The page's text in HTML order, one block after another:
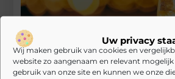
Uw privacy
Wij maken gebruik van cookies en
website zo aangenaam en relevant
gebruik van onze site en kunnen we onze